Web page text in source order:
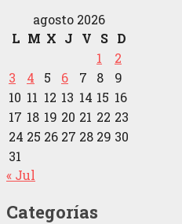
agosto 2026
L M X J V S D
1
2
3
4 5 6 7 8
9
10 11 12 13 14 15 16
17 18 19 20 21 22 23
24 25 26 27 28 29 30
31
« Jul
Categorías